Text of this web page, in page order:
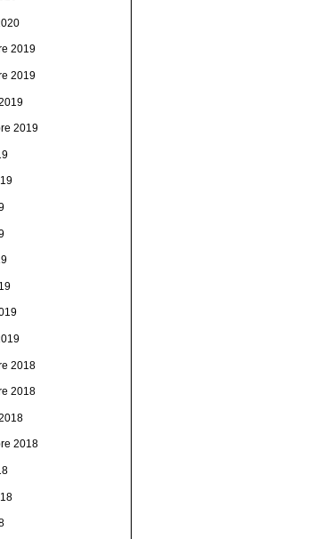
2019
2019
2019
2018
2018
2018